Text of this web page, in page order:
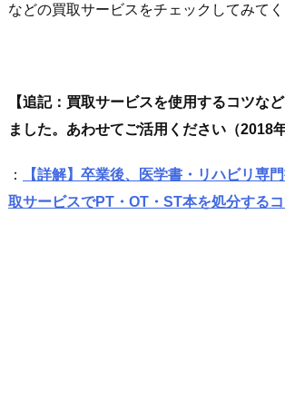
などの買取サービスをチェックしてみてく
【追記：買取サービスを使用するコツな
ました。あわせてご活用ください（2018
：
【詳解】卒業後、医学書・リハビリ専
取サービスでPT・OT・ST本を処分する